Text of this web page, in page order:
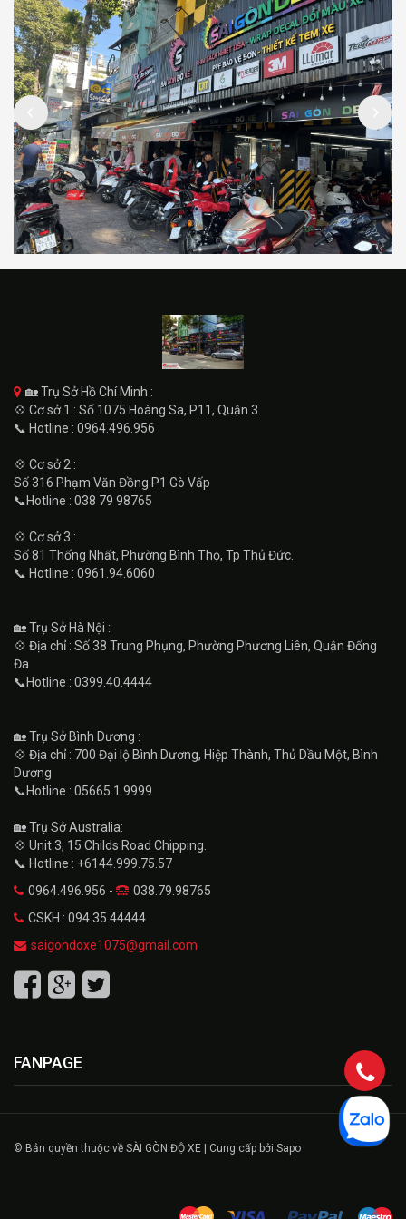
🏡 Trụ Sở Hồ Chí Minh :
💠 Cơ sở 1 : Số 1075 Hoàng Sa, P11, Quận 3.
📞 Hotline : 0964.496.956
💠 Cơ sở 2 :
Số 316 Phạm Văn Đồng P1 Gò Vấp
📞Hotline : 038 79 98765
💠 Cơ sở 3 :
Số 81 Thống Nhất, Phường Bình Thọ, Tp Thủ Đức.
📞 Hotline : 0961.94.6060
🏡 Trụ Sở Hà Nội :
💠 Địa chỉ : Số 38 Trung Phụng, Phường Phương Liên, Quận Đống
Đa
📞Hotline : 0399.40.4444
🏡 Trụ Sở Bình Dương :
💠 Địa chỉ : 700 Đại lộ Bình Dương, Hiệp Thành, Thủ Dầu Một, Bình
Dương
📞Hotline : 05665.1.9999
🏡 Trụ Sở Australia:
💠 Unit 3, 15 Childs Road Chipping.
📞 Hotline : +6144.999.75.57
0964.496.956 -
038.79.98765
CSKH : 094.35.44444
saigondoxe1075@gmail.com
FANPAGE
© Bản quyền thuộc về SÀI GÒN ĐỘ XE | Cung cấp bởi Sapo